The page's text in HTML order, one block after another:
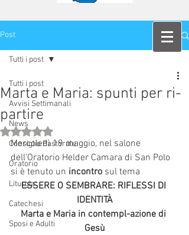
Post
Tutti i post
Avvisi Settimanali
News
Consiglio Pastorale
Oratorio
Liturgia
Catechesi
Sposi e Adulti
Tutti i post
Marta e Maria: spunti per ri-
partire
Valutazione NaN stelle su 5.
Mercoledì 19 maggio, nel salone
dell'Oratorio Helder Camara di San Polo
si è tenuto un incontro sul tema
ESSERE O SEMBRARE: RIFLESSI DI
IDENTITÀ
Marta e Maria in contempl-azione di
Gesù